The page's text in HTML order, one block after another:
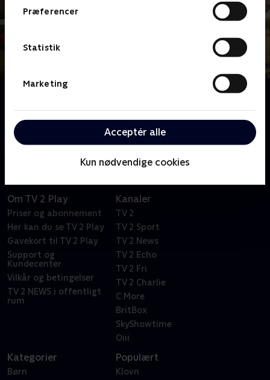
Præferencer
Statistik
Marketing
Acceptér alle
Kun nødvendige cookies
bachelorettes, Sofie og Mie, er klar til at finde
kærligheden.
Om TV 2 Play
Priser og abonnement
Her kan du se TV 2 Play
Gavekort til TV 2 Play
Support og
Kundecenter
Vilkår og betingelser
TV 2 NEWS i offentligt
rum
Kanaler
TV 2
TV 2 Sport
TV 2 News
TV 2 Echo
TV 2 Fri
TV 2 Charlie
C More
BritBox
SkyShowtime
Oiii
Kategorier
Børn
Populært
Klovn